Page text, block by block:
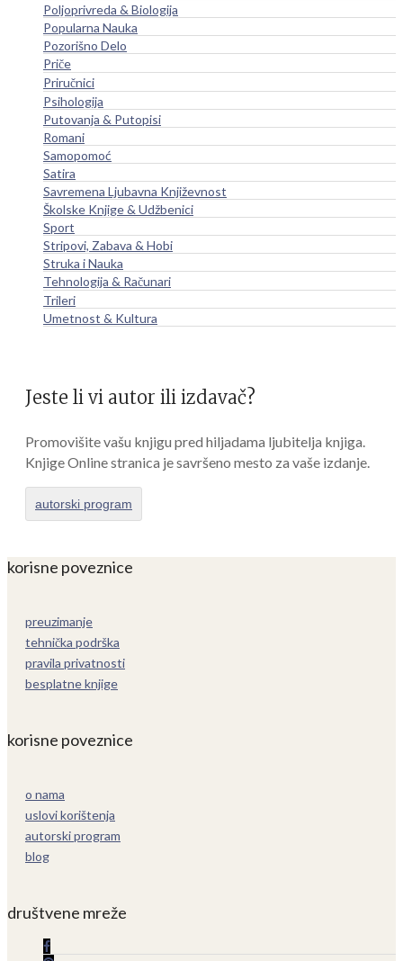
Poljoprivreda & Biologija
Popularna Nauka
Pozorišno Delo
Priče
Priručnici
Psihologija
Putovanja & Putopisi
Romani
Samopomoć
Satira
Savremena Ljubavna Književnost
Školske Knjige & Udžbenici
Sport
Stripovi, Zabava & Hobi
Struka i Nauka
Tehnologija & Računari
Trileri
Umetnost & Kultura
Jeste li vi autor ili izdavač?
Promovišite vašu knjigu pred hiljadama ljubitelja knjiga.
Knjige Online stranica je savršeno mesto za vaše izdanje.
autorski program
korisne poveznice
preuzimanje
tehnička podrška
pravila privatnosti
besplatne knjige
korisne poveznice
o nama
uslovi korištenja
autorski program
blog
društvene mreže